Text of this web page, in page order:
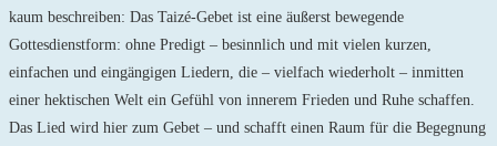
kaum beschreiben: Das Taizé-Gebet ist eine äußerst bewegende
Gottesdienstform: ohne Predigt – besinnlich und mit vielen kurzen,
einfachen und eingängigen Liedern, die – vielfach wiederholt – inmitten
einer hektischen Welt ein Gefühl von innerem Frieden und Ruhe schaffen.
Das Lied wird hier zum Gebet – und schafft einen Raum für die Begegnung